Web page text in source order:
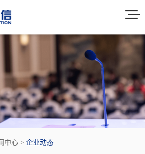
中心 > 企业动态